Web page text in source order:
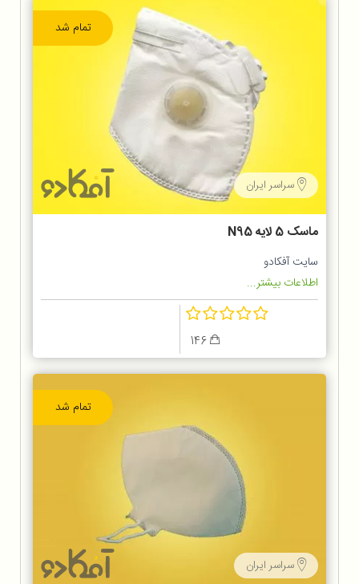
تمام شد
سراسر ایران
ماسک 5 لایه N95
سایت آفکادو
اطلاعات بیشتر...
تمام شد
سراسر ایران